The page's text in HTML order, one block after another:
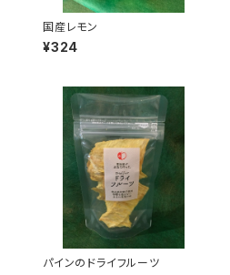
国産レモン
¥324
パインのドライフルーツ